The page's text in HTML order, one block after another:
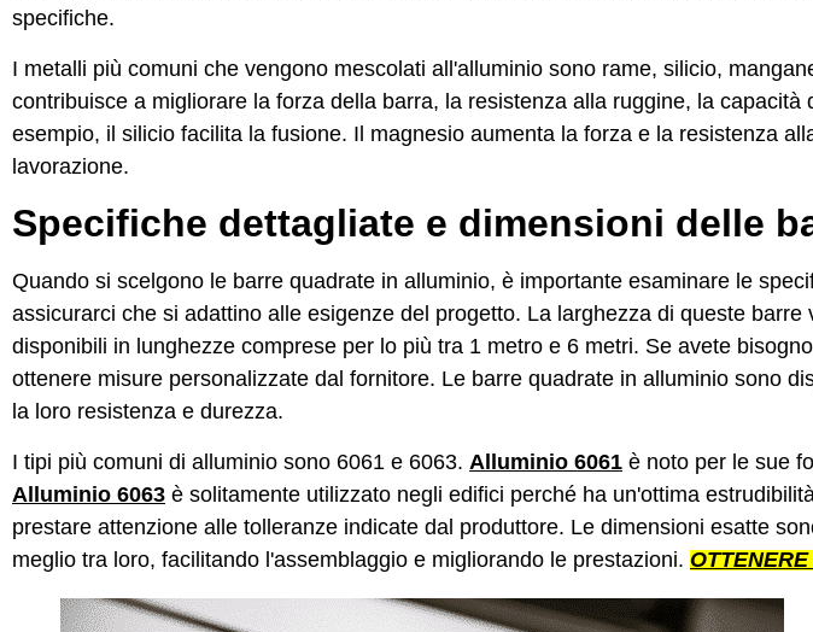
specifiche.
I metalli più comuni che vengono mescolati all'alluminio sono rame, silicio,
contribuisce a migliorare la forza della barra, la resistenza alla ruggine, la
esempio, il silicio facilita la fusione. Il magnesio aumenta la forza e la resistenza
lavorazione.
Specifiche dettagliate e dimensioni delle
Quando si scelgono le barre quadrate in alluminio, è importante esaminare le
assicurarci che si adattino alle esigenze del progetto. La larghezza di queste
disponibili in lunghezze comprese per lo più tra 1 metro e 6 metri. Se avete
ottenere misure personalizzate dal fornitore. Le barre quadrate in alluminio sono
la loro resistenza e durezza.
I tipi più comuni di alluminio sono 6061 e 6063. Alluminio 6061 è noto per le sue
Alluminio 6063 è solitamente utilizzato negli edifici perché ha un'ottima
prestare attenzione alle tolleranze indicate dal produttore. Le dimensioni esatte
meglio tra loro, facilitando l'assemblaggio e migliorando le prestazioni.